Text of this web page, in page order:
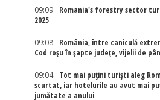
09:09
Romania's forestry sector
2025
09:08
România, între caniculă
Cod roșu în șapte județe, vijelii de
09:04
Tot mai puțini turiști aleg
scurtat, iar hotelurile au avut mai
jumătate a anului